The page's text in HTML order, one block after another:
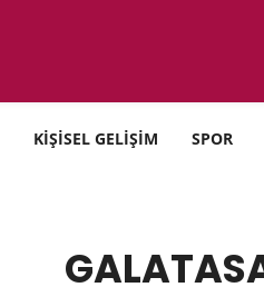
KİŞİSEL GELİŞİM SPOR